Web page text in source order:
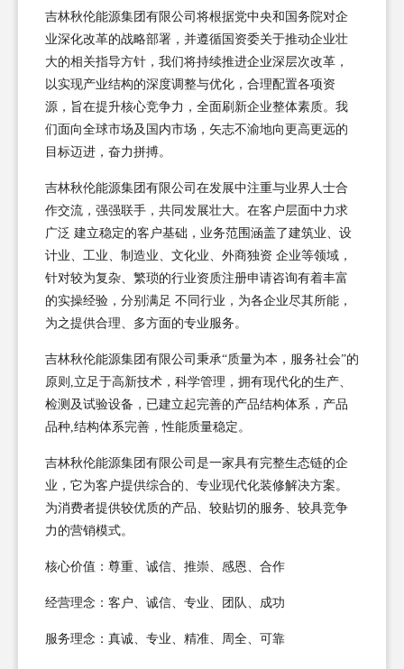
吉林秋伦能源集团有限公司将根据党中央和国务院对企
业深化改革的战略部署，并遵循国资委关于推动企业壮
大的相关指导方针，我们将持续推进企业深层次改革，
以实现产业结构的深度调整与优化，合理配置各项资
源，旨在提升核心竞争力，全面刷新企业整体素质。我
们面向全球市场及国内市场，矢志不渝地向更高更远的
目标迈进，奋力拼搏。
吉林秋伦能源集团有限公司在发展中注重与业界人士合
作交流，强强联手，共同发展壮大。在客户层面中力求
广泛 建立稳定的客户基础，业务范围涵盖了建筑业、设
计业、工业、制造业、文化业、外商独资 企业等领域，
针对较为复杂、繁琐的行业资质注册申请咨询有着丰富
的实操经验，分别满足 不同行业，为各企业尽其所能，
为之提供合理、多方面的专业服务。
吉林秋伦能源集团有限公司秉承“质量为本，服务社会”的
原则,立足于高新技术，科学管理，拥有现代化的生产、
检测及试验设备，已建立起完善的产品结构体系，产品
品种,结构体系完善，性能质量稳定。
吉林秋伦能源集团有限公司是一家具有完整生态链的企
业，它为客户提供综合的、专业现代化装修解决方案。
为消费者提供较优质的产品、较贴切的服务、较具竞争
力的营销模式。
核心价值：尊重、诚信、推崇、感恩、合作
经营理念：客户、诚信、专业、团队、成功
服务理念：真诚、专业、精准、周全、可靠